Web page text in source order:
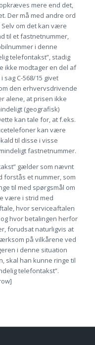
mere end det,
Der må med andre ord
om det kan være
til et fastnetnummer,
i denne
telefontakst”, stadig
ikke modtager en del af
sag C-568/15 givet
den erhvervsdrivende
alene, at prisen ikke
(geografisk)
kan tale for, at f.eks.
kan være
til disse i visse
fastnetnummer.
gælder som nævnt
forstås et nummer, som
til med spørgsmål om
være i strid med
hvor serviceaftalen
hvor betalingen herfor
forudsat naturligvis at
på vilkårene ved
i denne situation
skal han kunne ringe til
telefontakst”.